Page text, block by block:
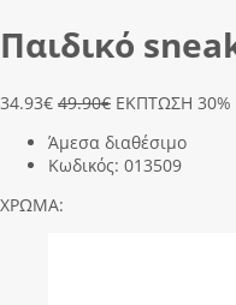
Παιδικό
34.93€ 49.90€ ΕΚΠΤΩΣΗ 30%
Άμεσα διαθέσιμο
Κωδικός: 013509
ΧΡΩΜΑ: